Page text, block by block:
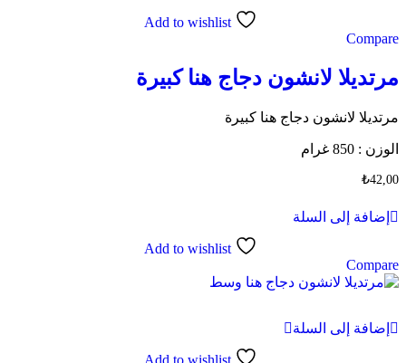
Add to wishlist
Compare
مرتديلا لانشون دجاج هنا كبيرة
مرتديلا لانشون دجاج هنا كبيرة
الوزن : 850 غرام
₺42,00
إضافة إلى السلة
Add to wishlist
Compare
إضافة إلى السلة
Add to wishlist